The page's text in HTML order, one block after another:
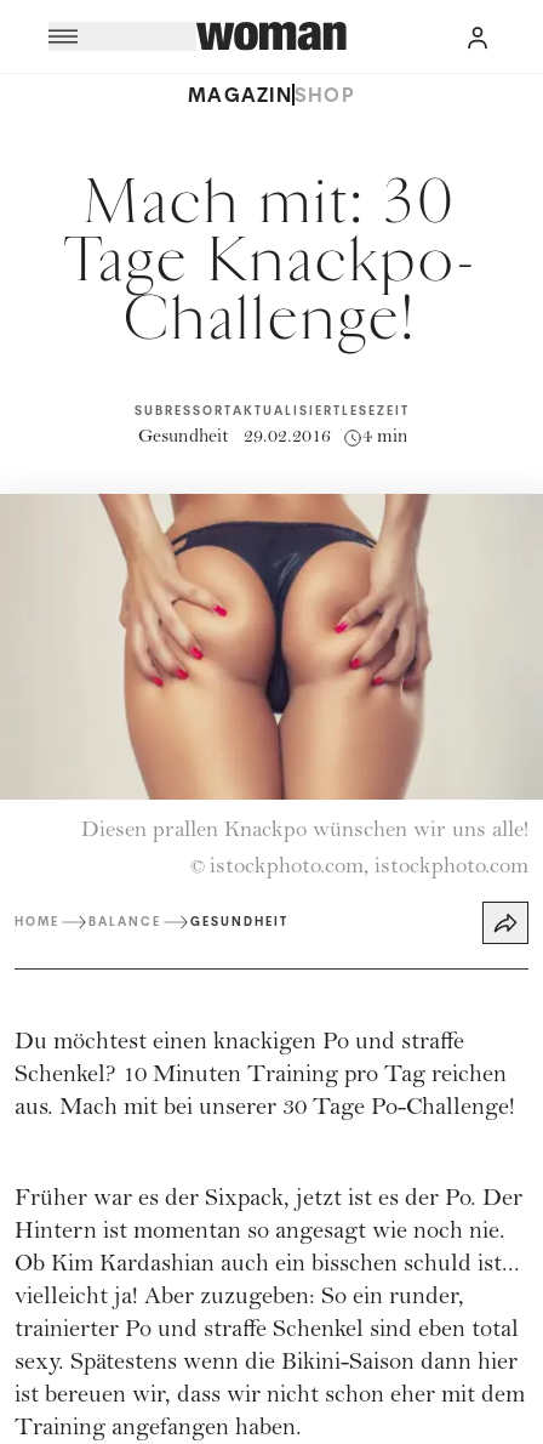
MAGAZINSHOP
Mach mit: 30
Tage Knackpo-
Challenge!
SUBRESSORT
Gesundheit
AKTUALISIERT
29.02.2016
LESEZEIT
4 min
Diesen prallen Knackpo wünschen wir uns alle!
© istockphoto.com, istockphoto.com
HOME BALANCE GESUNDHEIT
Du möchtest einen knackigen Po und straffe
Schenkel? 10 Minuten Training pro Tag reichen
aus. Mach mit bei unserer 30 Tage Po-Challenge!
Früher war es der Sixpack, jetzt ist es der Po. Der
Hintern ist momentan so angesagt wie noch nie.
Ob Kim Kardashian auch ein bisschen schuld ist...
vielleicht ja! Aber zuzugeben: So ein runder,
trainierter Po und straffe Schenkel sind eben total
sexy. Spätestens wenn die Bikini-Saison dann hier
ist bereuen wir, dass wir nicht schon eher mit dem
Training angefangen haben.